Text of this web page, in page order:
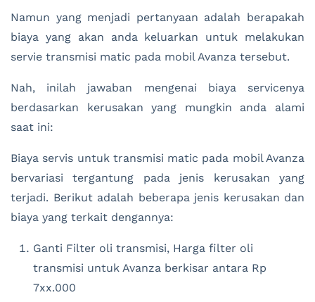
Namun yang menjadi pertanyaan adalah berapakah
biaya yang akan anda keluarkan untuk melakukan
servie transmisi matic pada mobil Avanza tersebut.
Nah, inilah jawaban mengenai biaya servicenya
berdasarkan kerusakan yang mungkin anda alami
saat ini:
Biaya servis untuk transmisi matic pada mobil Avanza
bervariasi tergantung pada jenis kerusakan yang
terjadi. Berikut adalah beberapa jenis kerusakan dan
biaya yang terkait dengannya:
Ganti Filter oli transmisi, Harga filter oli
transmisi untuk Avanza berkisar antara Rp
7xx.000